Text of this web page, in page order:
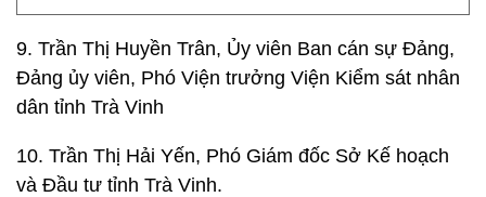
9. Trần Thị Huyền Trân, Ủy viên Ban cán sự Đảng,
Đảng ủy viên, Phó Viện trưởng Viện Kiểm sát nhân
dân tỉnh Trà Vinh
10. Trần Thị Hải Yến, Phó Giám đốc Sở Kế hoạch
và Đầu tư tỉnh Trà Vinh.